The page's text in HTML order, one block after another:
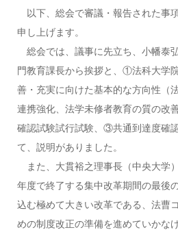
以下、総会で審議・報告された事
申し上げます。
総会では、議事に先立ち、小幡泰
門教育課長から挨拶と、①法科大学
善・充実に向けた基本的な方向性（
連携強化、法学未修者教育の質の改
確認試験試行試験、③共通到達度確
て、説明がありました。
また、大貫裕之理事長（中央大学
年度で終了する集中改革期間の最後
込む極めて大きい改革である、法曹
めの制度改正の準備を進めていかな